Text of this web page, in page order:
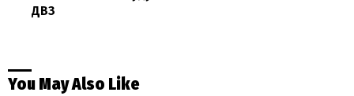
ДВЗ
You May Also Like